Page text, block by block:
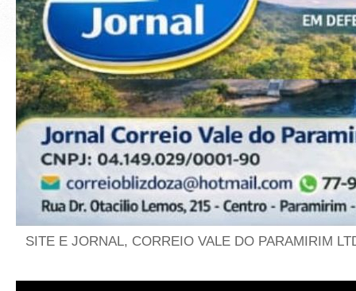
SITE E JORNAL, CORREIO VALE DO PARAMIRIM